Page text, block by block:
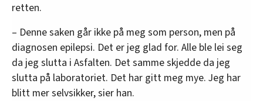
retten.
– Denne saken går ikke på meg som person, men på
diagnosen epilepsi. Det er jeg glad for. Alle ble lei seg
da jeg slutta i Asfalten. Det samme skjedde da jeg
slutta på laboratoriet. Det har gitt meg mye. Jeg har
blitt mer selvsikker, sier han.